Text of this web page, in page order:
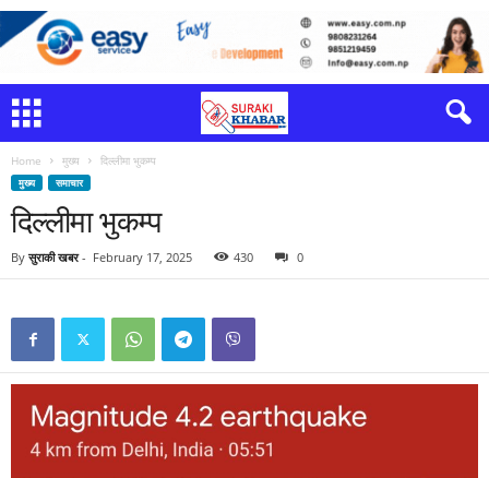
Home मुख्य दिल्लीमा भुकम्प
मुख्य समाचार
दिल्लीमा भुकम्प
By सुराकी खबर- February 17, 2025 430 0